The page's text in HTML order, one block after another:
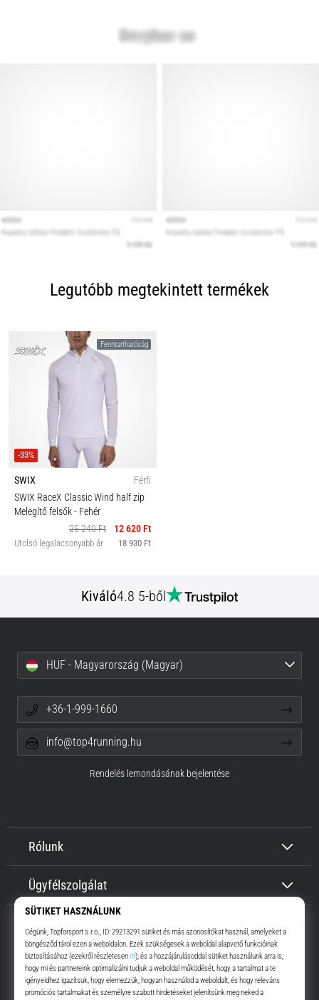
Legutóbb megtekintett termékek
Fenntarthatóság
-33%
SWIX
Férfi
SWIX RaceX Classic Wind half zip
Melegítő felsők- Fehér
25 240 Ft
12 620 Ft
Utolsó legalacsonyabb ár 18 930 Ft
Kiváló4.8 5-ből
Top4Running.hu
Már több, mint 16 éve motiválunk, hogy menj, és fuss. Gyorsabban.
Rólunk
Ügyfélszolgálat
HUF - Magyarország (Magyar)
+36-1-999-1660
info@top4running.hu
Rendelés lemondásának bejelentése